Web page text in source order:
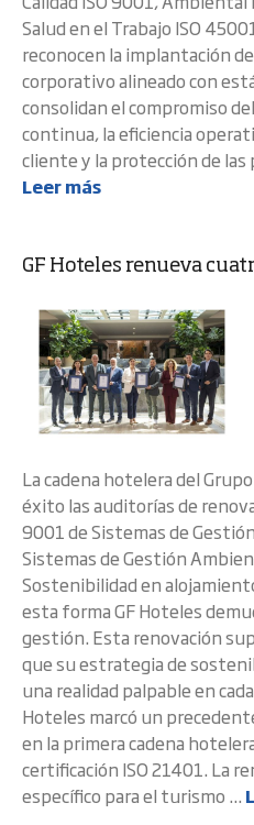
Salud en el Trabajo ISO
reconocen la implantación
corporativo alineado con
consolidan el compromiso
continua, la eficiencia
cliente y la protección de
Leer más
GF Hoteles renueva
La cadena hotelera del
éxito las auditorías de
9001 de Sistemas de
Sistemas de Gestión
Sostenibilidad en
esta forma GF Hoteles
gestión. Esta renovación
que su estrategia de
una realidad palpable en
Hoteles marcó un
en la primera cadena
certificación ISO 21401. La
específico para el turismo ...